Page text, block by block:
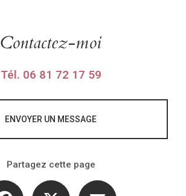
Contactez-moi
Tél. 06 81 72 17 59
ENVOYER UN MESSAGE
Partagez cette page
Facebook